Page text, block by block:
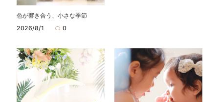
色が響き合う、小さな季節
2026/8/1
0